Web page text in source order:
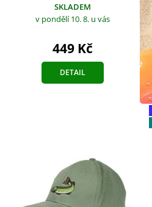
SKLADEM
v pondělí 10. 8. u vás
449 Kč
DETAIL